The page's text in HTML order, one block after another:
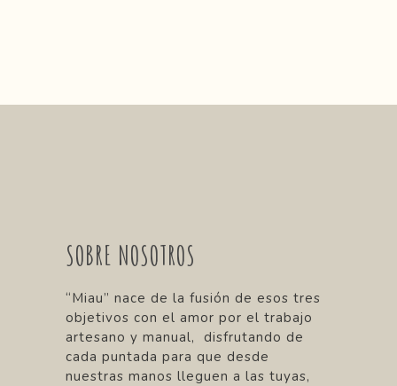
SOBRE NOSOTROS
“Miau” nace de la fusión de esos tres
objetivos con el amor por el trabajo
artesano y manual, disfrutando de
cada puntada para que desde
nuestras manos lleguen a las tuyas,